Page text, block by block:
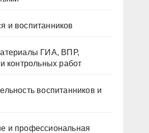
и воспитанников
ГИА, ВПР,
контрольных работ
воспитанников и
и профессиональная